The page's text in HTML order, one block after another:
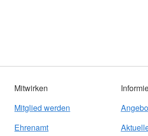
Mitwirken
Mitglied werden
Ehrenamt